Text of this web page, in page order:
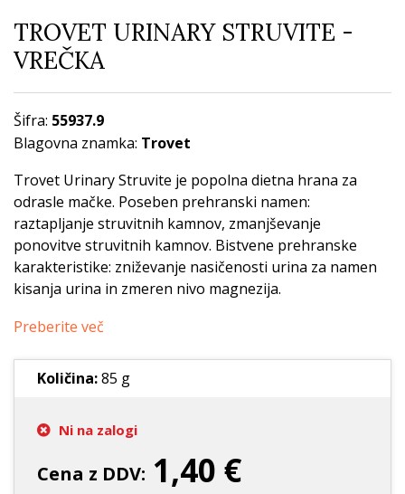
TROVET URINARY STRUVITE -
VREČKA
Šifra: 55937.9
Blagovna znamka: Trovet
Trovet Urinary Struvite je popolna dietna hrana za
odrasle mačke. Poseben prehranski namen:
raztapljanje struvitnih kamnov, zmanjševanje
ponovitve struvitnih kamnov. Bistvene prehranske
karakteristike: zniževanje nasičenosti urina za namen
kisanja urina in zmeren nivo magnezija.
Preberite več
Količina:85 g
Ni na zalogi
Cena z DDV: 1,40 €